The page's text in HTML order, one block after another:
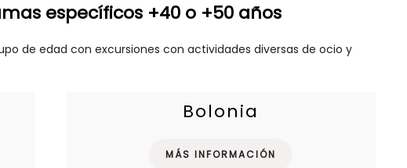
específicos +40 o +50 años
de edad con excursiones con actividades diversas de ocio y
Bolonia
MÁS INFORMACIÓN